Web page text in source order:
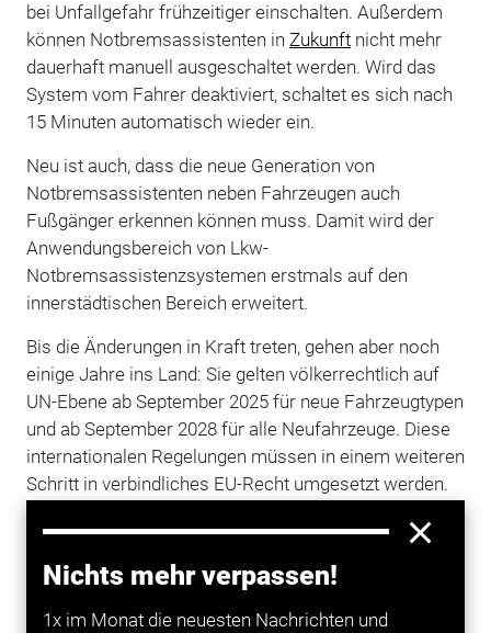
Nichts mehr verpassen!
1x im Monat die neuesten Nachrichten und
bei Unfallgefahr frühzeitiger einschalten. Außerdem
können Notbremsassistenten in Zukunftnicht mehr
dauerhaft manuell ausgeschaltet werden. Wird das
System vom Fahrer deaktiviert, schaltet es sich nach
15 Minuten automatisch wieder ein.
Neu ist auch, dass die neue Generation von
Notbremsassistenten neben Fahrzeugen auch
Fußgänger erkennen können muss. Damit wird der
Anwendungsbereich von Lkw-
Notbremsassistenzsystemen erstmals auf den
innerstädtischen Bereich erweitert.
Bis die Änderungen in Kraft treten, gehen aber noch
einige Jahre ins Land: Sie gelten völkerrechtlich auf
UN-Ebene ab September 2025 für neue Fahrzeugtypen
und ab September 2028 für alle Neufahrzeuge. Diese
internationalen Regelungen müssen in einem weiteren
Schritt in verbindliches EU-Recht umgesetzt werden.
Anforderungen grundsätzlich ab Inkrafttreten auf UN-
Ebene anwenden und somit freiwillig früher
verbesserte Systeme auf den Markt bringen.